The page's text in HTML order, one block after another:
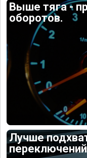
Выше тяга -
оборотов.
Лучше